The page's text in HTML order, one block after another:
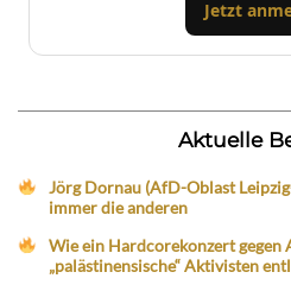
Jetzt
Aktuelle
Jörg Dornau (AfD-Oblast
immer die anderen
Wie ein Hardcorekonzert
„palästinensische“ Aktivisten